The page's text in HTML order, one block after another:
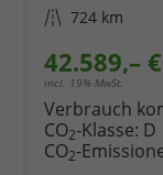
Kilometerstand 724 km
42.589,– €
incl. 19% MwSt.
Verbrauch
CO2-Klasse: D
CO2-